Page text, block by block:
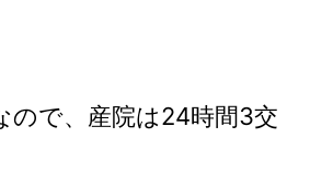
ので、産院は24時間3交